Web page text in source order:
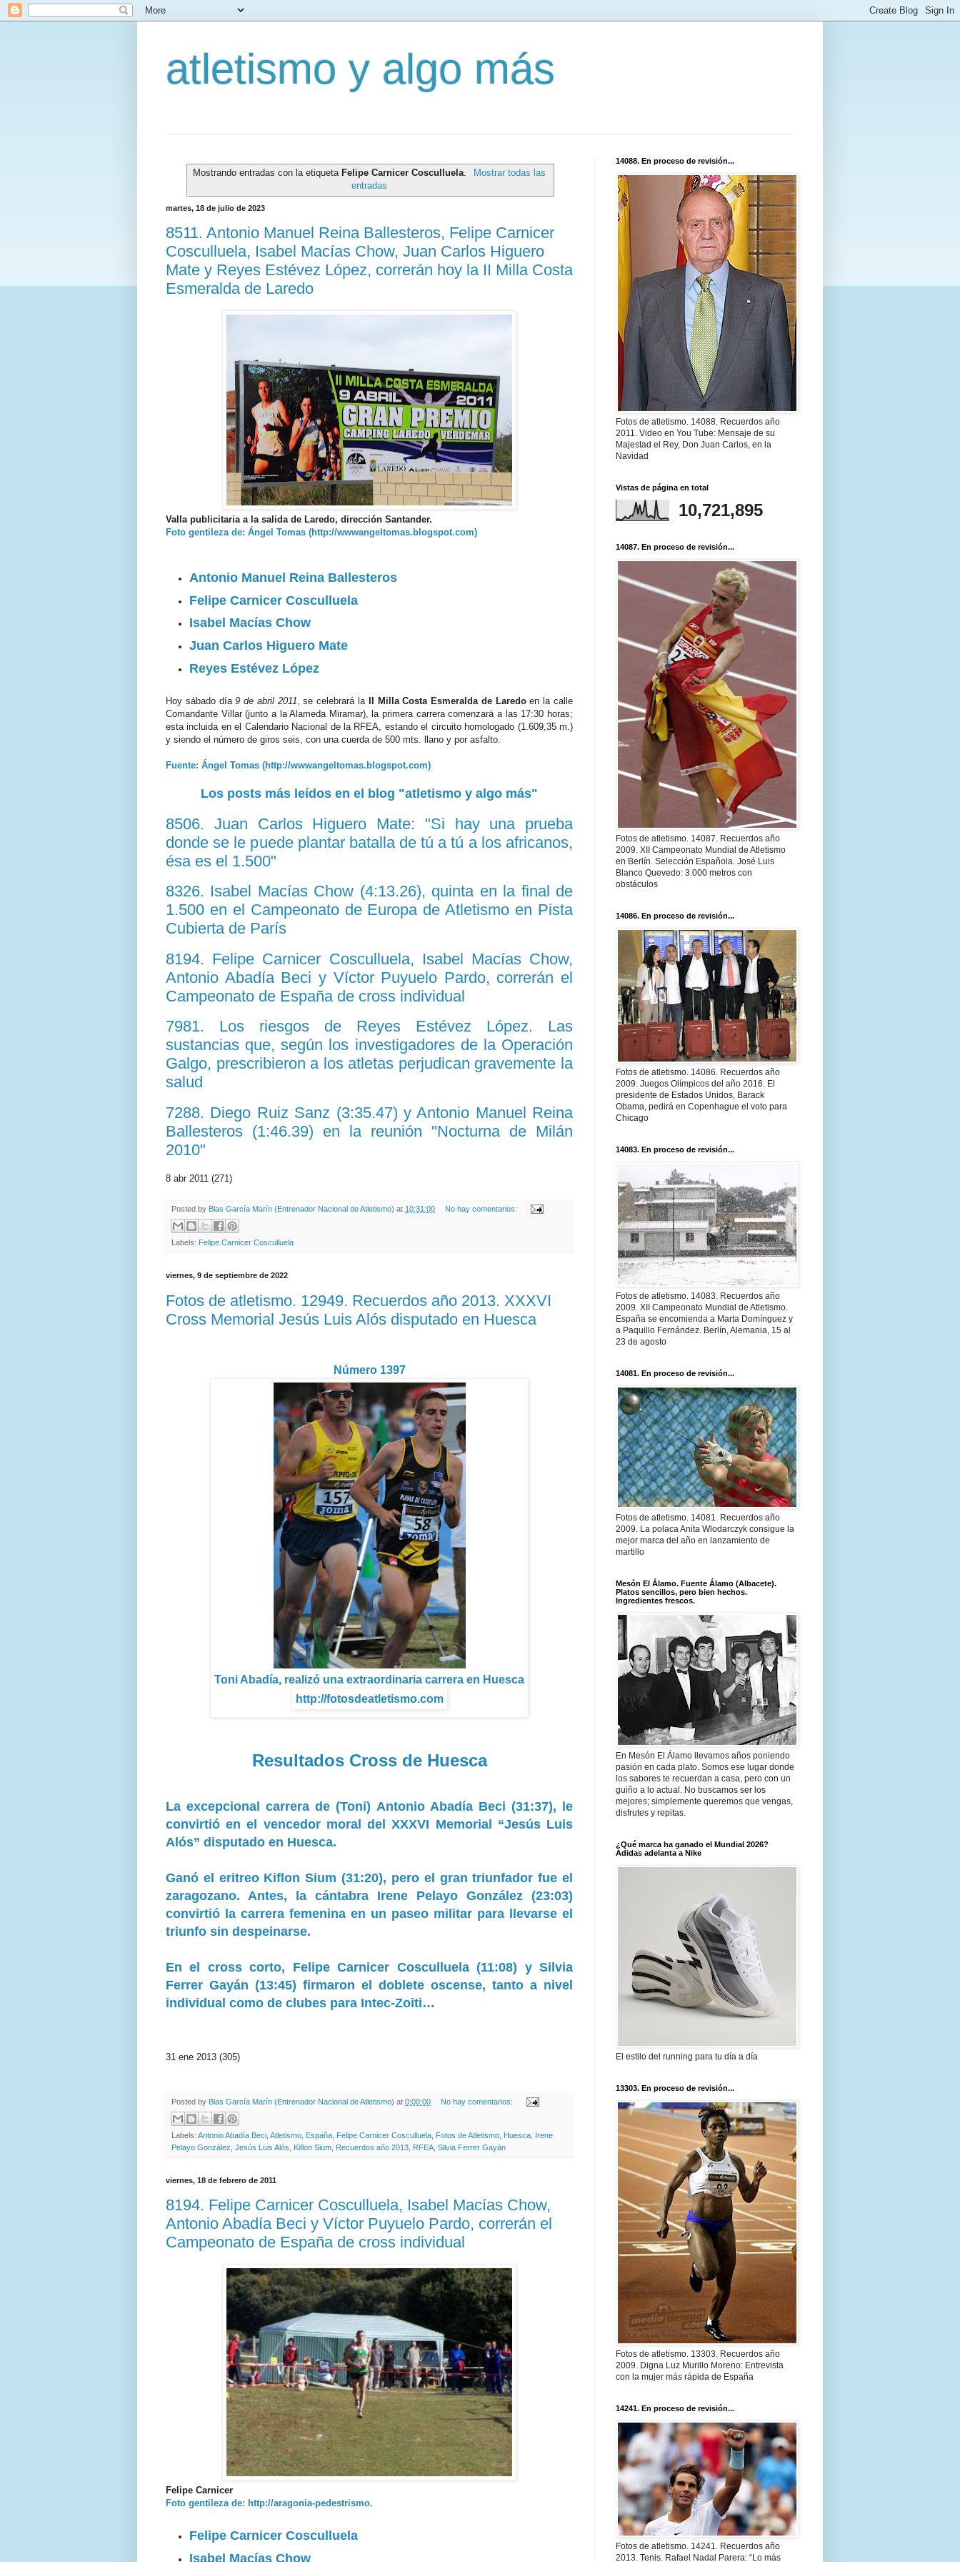
atletismo y algo más
Mostrando entradas con la etiqueta Felipe Carnicer Cosculluela
Mostrar todas las
entradas
martes, 18 de julio de 2023
8511. Antonio Manuel Reina Ballesteros, Felipe Carnicer
Cosculluela, Isabel Macías Chow, Juan Carlos Higuero
Mate y Reyes Estévez López, correrán hoy la II Milla Costa
Esmeralda de Laredo
Valla publicitaria a la salida de Laredo, dirección Santander.
Foto gentileza de: Ángel Tomas (http://wwwangeltomas.blogspot.com)
Antonio Manuel Reina Ballesteros
Felipe Carnicer Cosculluela
Isabel Macías Chow
Juan Carlos Higuero Mate
Reyes Estévez López
Hoy sábado día9 de abril 2011, se celebrará la II Milla Costa Esmeralda de Laredoen la calle
Comandante Villar (junto a la Alameda Miramar), la primera carrera comenzará a las 17:30 horas;
esta incluida en el Calendario Nacional de la RFEA, estando el circuito homologado (1.609,35 m.)
y siendo el número de giros seis, con una cuerda de 500 mts. llano y por asfalto.
Fuente: Ángel Tomas (http://wwwangeltomas.blogspot.com)
Los posts más leídos en el blog "atletismo y algo más"
8506. Juan Carlos Higuero Mate: "Si hay una prueba
donde se le puede plantar batalla de tú a tú a los africanos,
ésa es el 1.500"
8326. Isabel Macías Chow (4:13.26), quinta en la final de
1.500 en el Campeonato de Europa de Atletismo en Pista
Cubierta de París
8194. Felipe Carnicer Cosculluela, Isabel Macías Chow,
Antonio Abadía Beci y Víctor Puyuelo Pardo, correrán el
Campeonato de España de cross individual
7981. Los riesgos de Reyes Estévez López. Las
sustancias que, según los investigadores de la Operación
Galgo, prescribieron a los atletas perjudican gravemente la
salud
7288. Diego Ruiz Sanz (3:35.47) y Antonio Manuel Reina
Ballesteros (1:46.39) en la reunión "Nocturna de Milán
2010"
8 abr 2011 (271)
Posted by Blas García Marín (Entrenador Nacional de Atletismo) at 10:31:00 No hay comentarios:
Labels: Felipe Carnicer Cosculluela
viernes, 9 de septiembre de 2022
Fotos de atletismo. 12949. Recuerdos año 2013. XXXVI
Cross Memorial Jesús Luis Alós disputado en Huesca
Número 1397
Toni Abadía, realizó una extraordinaria carrera en Huesca
http://fotosdeatletismo.com
Resultados Cross de Huesca
La excepcional carrera de (Toni) Antonio Abadía Beci (31:37), le
convirtió en el vencedor moral del XXXVI Memorial “Jesús Luis
Alós” disputado en Huesca.
Ganó el eritreo Kiflon Sium (31:20), pero el gran triunfador fue el
zaragozano. Antes, la cántabra Irene Pelayo González (23:03)
convirtió la carrera femenina en un paseo militar para llevarse el
triunfo sin despeinarse.
En el cross corto, Felipe Carnicer Cosculluela (11:08) y Silvia
Ferrer Gayán (13:45) firmaron el doblete oscense, tanto a nivel
individual como de clubes para Intec-Zoiti…
31 ene 2013 (305)
Posted by Blas García Marín (Entrenador Nacional de Atletismo) at 0:00:00 No hay comentarios:
Labels: Antonio Abadía Beci Atletismo España Felipe Carnicer Cosculluela Fotos de Atletismo Huesca Irene
Pelayo González Jesús Luis Alós Kiflon Sium Recuerdos año 2013 RFEA Silvia Ferrer Gayán
viernes, 18 de febrero de 2011
8194. Felipe Carnicer Cosculluela, Isabel Macías Chow,
Antonio Abadía Beci y Víctor Puyuelo Pardo, correrán el
Campeonato de España de cross individual
Felipe Carnicer
Foto gentileza de: http://aragonia-pedestrismo.
Felipe Carnicer Cosculluela
Isabel Macías Chow
14088. En proceso de revisión...
Fotos de atletismo. 14088. Recuerdos año
2011. Video en You Tube: Mensaje de su
Majestad el Rey, Don Juan Carlos, en la
Navidad
Vistas de página en total
10,721,895
14087. En proceso de revisión...
Fotos de atletismo. 14087. Recuerdos año
2009. XII Campeonato Mundial de Atletismo
en Berlín. Selección Española. José Luis
Blanco Quevedo: 3.000 metros con
obstáculos
14086. En proceso de revisión...
Fotos de atletismo. 14086. Recuerdos año
2009. Juegos Olímpicos del año 2016. El
presidente de Estados Unidos, Barack
Obama, pedirá en Copenhague el voto para
Chicago
14083. En proceso de revisión...
Fotos de atletismo. 14083. Recuerdos año
2009. XII Campeonato Mundial de Atletismo.
España se encomienda a Marta Domínguez y
a Paquillo Fernández. Berlín, Alemania, 15 al
23 de agosto
14081. En proceso de revisión...
Fotos de atletismo. 14081. Recuerdos año
2009. La polaca Anita Wlodarczyk consigue la
mejor marca del año en lanzamiento de
martillo
Mesón El Álamo. Fuente Álamo (Albacete).
Platos sencillos, pero bien hechos.
Ingredientes frescos.
En Mesón El Álamo llevamos años poniendo
pasión en cada plato. Somos ese lugar donde
los sabores te recuerdan a casa, pero con un
guiño a lo actual. No buscamos ser los
mejores; simplemente queremos que vengas,
disfrutes y repitas.
¿Qué marca ha ganado el Mundial 2026?
Adidas adelanta a Nike
El estilo del running para tu día a día
13303. En proceso de revisión...
Fotos de atletismo. 13303. Recuerdos año
2009. Digna Luz Murillo Moreno: Entrevista
con la mujer más rápida de España
14241. En proceso de revisión...
Fotos de atletismo. 14241. Recuerdos año
2013. Tenis. Rafael Nadal Parera: “Lo más